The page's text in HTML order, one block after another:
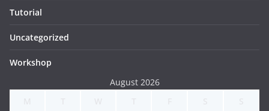
Tutorial
Uncategorized
Workshop
August 2026